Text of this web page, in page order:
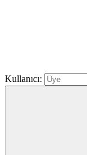
Kullanıcı: